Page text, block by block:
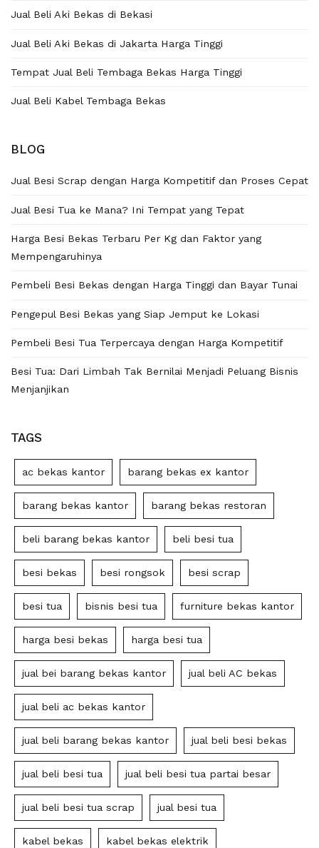
Jual Beli Aki Bekas di Bekasi
Jual Beli Aki Bekas di Jakarta Harga Tinggi
Tempat Jual Beli Tembaga Bekas Harga Tinggi
Jual Beli Kabel Tembaga Bekas
BLOG
Jual Besi Scrap dengan Harga Kompetitif dan Proses Cepat
Jual Besi Tua ke Mana? Ini Tempat yang Tepat
Harga Besi Bekas Terbaru Per Kg dan Faktor yang
Mempengaruhinya
Pembeli Besi Bekas dengan Harga Tinggi dan Bayar Tunai
Pengepul Besi Bekas yang Siap Jemput ke Lokasi
Pembeli Besi Tua Terpercaya dengan Harga Kompetitif
Besi Tua: Dari Limbah Tak Bernilai Menjadi Peluang Bisnis
Menjanjikan
TAGS
ac bekas kantor barang bekas ex kantor
barang bekas kantor barang bekas restoran
beli barang bekas kantor beli besi tua
besi bekas besi rongsok besi scrap
besi tua bisnis besi tua furniture bekas kantor
harga besi bekas harga besi tua
jual bei barang bekas kantor jual beli AC bekas
jual beli ac bekas kantor
jual beli barang bekas kantor jual beli besi bekas
jual beli besi tua jual beli besi tua partai besar
jual beli besi tua scrap jual besi tua
kabel bekas kabel bekas elektrik